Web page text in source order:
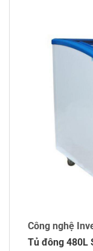
Công nghệ
Tủ đông 480L